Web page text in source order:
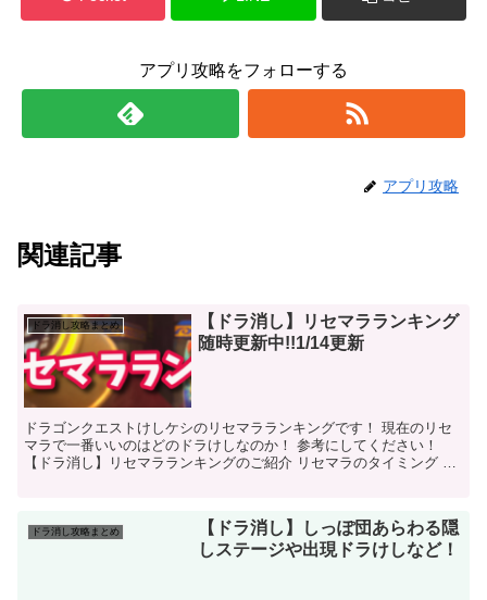
アプリ攻略をフォローする
アプリ攻略
関連記事
ドラ消し攻略まとめ
【ドラ消し】リセマラランキング
随時更新中!!1/14更新
ドラゴンクエストけしケシのリセマラランキングです！ 現在のリセ
マラで一番いいのはどのドラけしなのか！ 参考にしてください！
【ドラ消し】リセマラランキングのご紹介 リセマラのタイミング リ
ドラ消し攻略まとめ
【ドラ消し】しっぽ団あらわる隠
しステージや出現ドラけしなど！